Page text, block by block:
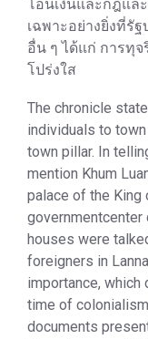
โอนเงินและกฎแล
เฉพาะอย่างยิ่งที่รั
อื่น ๆ ได้แก่ การทุ
โปร่งใส
The chronicle
individuals to
town pillar. In
mention Khum
palace of the King
governmentcenter
houses were
foreigners in
importance,
time of
documents